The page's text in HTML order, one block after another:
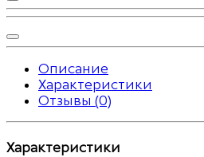
Описание
Характеристики
Отзывы (0)
Характеристики